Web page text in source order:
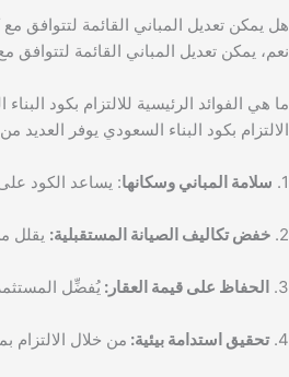
هل يمكن تعديل المباني القائمة لتتوافق
نعم، يمكن تعديل المباني القائمة لتتوافق
ما هي الفوائد الرئيسية للالتزام بكود
الالتزام بكود البناء السعودي يوفر العديد
1. سلامة المباني وسكانها: يساعد الكود
2. خفض تكاليف الصيانة المستقبلية: يقلل
3. الحفاظ على قيمة العقار: يُفضِّل
4. تحقيق استدامة بيئية: من خلال الالتزام